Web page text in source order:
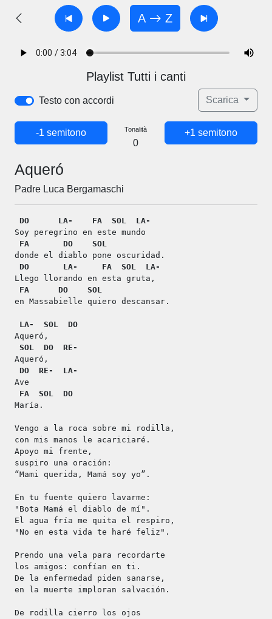
A Z
Playlist Tutti i canti
Testo con accordi Scarica
-1 semitono Tonalità
0
+1 semitono
Aqueró
Padre Luca Bergamaschi
DO LA- FA SOL
LA-
Soy peregrino en este mundo
FA
DO
SOL
donde el diablo pone oscuridad.
DO
LA- FA SOL
LA-
Llego llorando en esta gruta,
FA
DO
SOL
en Massabielle quiero descansar.
LA- SOL
DO
Aqueró,
SOL
DO
RE-
Aqueró,
DO
RE-
LA-
Ave
FA
SOL
DO
María.
Vengo a la roca sobre mi rodilla,
con mis manos le acariciaré.
Apoyo mi frente,
suspiro una oración:
“Mami querida, Mamá soy yo”.
En tu fuente quiero lavarme:
"Bota Mamá el diablo de mí".
El agua fría me quita el respiro,
"No en esta vida te haré feliz".
Prendo una vela para recordarte
los amigos: confían en ti.
De la enfermedad piden sanarse,
en la muerte imploran salvación.
De rodilla cierro los ojos